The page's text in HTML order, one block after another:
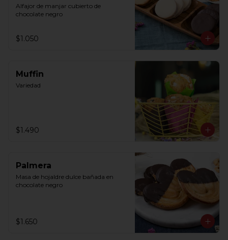
Alfajor de manjar cubierto de
chocolate negro
$1.050
Muffin
Variedad
$1.490
Palmera
Masa de hojaldre dulce bañada en
chocolate negro
$1.650